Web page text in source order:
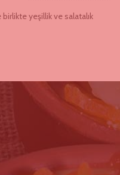
birlikte yeşillik ve salatalık